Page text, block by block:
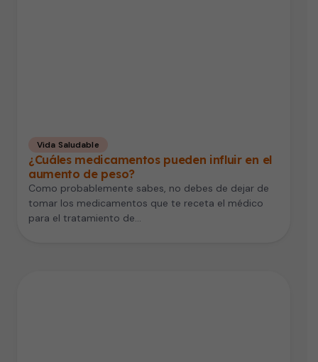
Vida Saludable
¿Cuáles medicamentos pueden influir en el
aumento de peso?
Como probablemente sabes, no debes de dejar de
tomar los medicamentos que te receta el médico
para el tratamiento de…